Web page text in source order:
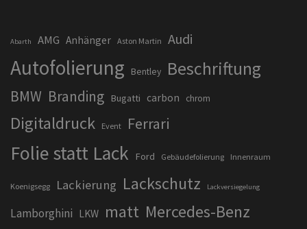
Abarth AMG Anhänger Aston Martin Audi
Autofolierung Bentley Beschriftung
BMW Branding Bugatti carbon chrom
Digitaldruck Event Ferrari
Folie statt Lack Ford Gebäudefolierung Innenraum
Koenigsegg Lackierung Lackschutz Lackversiegelung
Lamborghini LKW matt Mercedes-Benz